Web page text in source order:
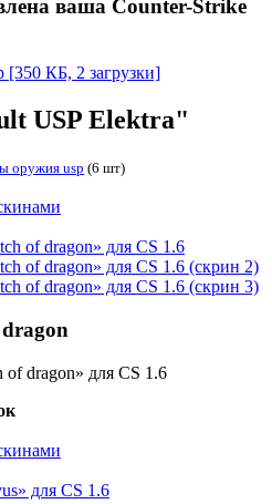
ваша Counter-Strike
[350 КБ, 2 загрузки]
USP Elektra"
оружия usp (6 шт)
dragon» для CS 1.6